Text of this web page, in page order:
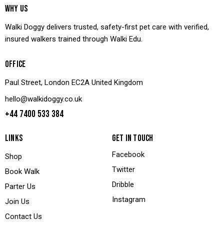
WHY US
Walki Doggy delivers trusted, safety-first pet care with verified,
insured walkers trained through Walki Edu.
OFFICE
Paul Street, London EC2A United Kingdom
hello@walkidoggy.co.uk
+44 7400 533 384
LINKS
Shop
Book Walk
Parter Us
Join Us
Contact Us
GET IN TOUCH
Facebook
Twitter
Dribble
Instagram